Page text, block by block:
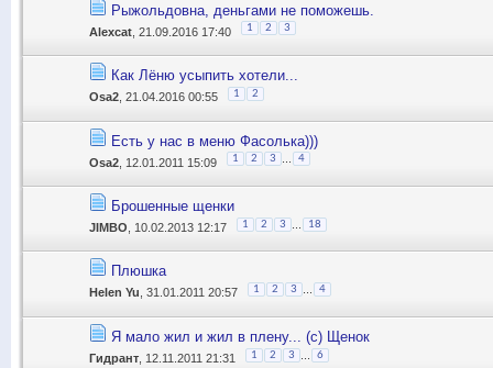
Рыжольдовна, деньгами не поможешь.
Alexcat , 21.09.2016 17:40 1 2 3
Как Лёню усыпить хотели...
Osa2 , 21.04.2016 00:55 1 2
Есть у нас в меню Фасолька)))
Osa2 , 12.01.2011 15:09 1 2 3 4
Брошенные щенки
JIMBO , 10.02.2013 12:17 1 2 3 18
Плюшка
Helen Yu , 31.01.2011 20:57 1 2 3 4
Я мало жил и жил в плену... (с) Щенок
Гидрант , 12.11.2011 21:31 1 2 3 6